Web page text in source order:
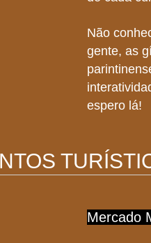
Não
gente, as
espero lá!
Mercado